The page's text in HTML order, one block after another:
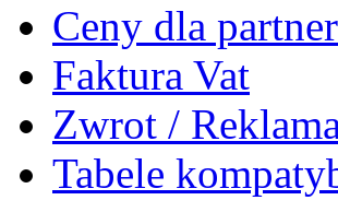
Ceny dla
Faktura Vat
Zwrot /
Tabele